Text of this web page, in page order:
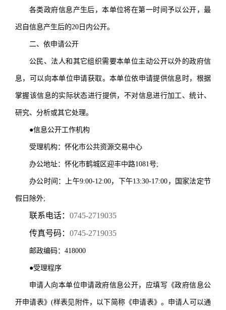
各类政府信息产生后，本单位将在第一时间予以公开，最
迟自信息产生后的20日内公开。
二、依申请公开
公民、法人和其它组织需要本单位主动公开以外的政府信
息，可以向本单位申请获取。本单位依申请提供信息时，根据
掌握该信息的实际状态进行提供，不对信息进行加工、统计、
研究、分析或其它处理。
●信息公开工作机构
受理机构：怀化市公共资源交易中心
办公地址：怀化市鹤城区迎丰中路1081号;
办公时间：上午9:00-12:00，下午13:30-17:00，国家法定节
假日除外;
联系电话： 0745-2719035
传真号码： 0745-2719035
邮政编码：418000
●受理程序
申请人向本单位申请政府信息公开，应填写《政府信息公
开申请表》(样表见附件，以下简称《申请表》。申请人可以通